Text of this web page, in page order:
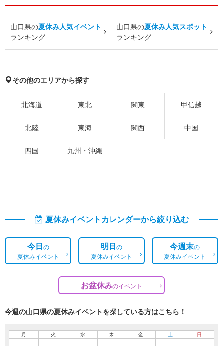
山口県の夏休み人気イベント
ランキング
山口県の夏休み人気スポット
ランキング
その他のエリアから探す
北海道 東北 関東 甲信越
北陸 東海 関西 中国
四国 九州・沖縄
夏休みイベントカレンダーから絞り込む
今日の
夏休みイベント
明日の
夏休みイベント
今週末の
夏休みイベント
お盆休みのイベント
今週の山口県の夏休みイベントを探している方はこちら！
月 火 水 木 金 土 日